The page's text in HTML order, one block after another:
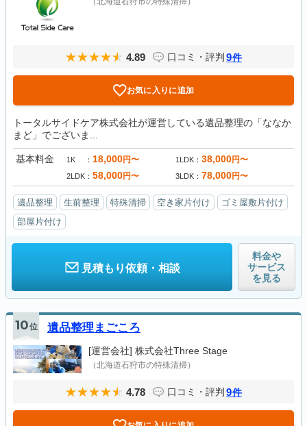
4.89 口コミ・評判 9件
お気に入りに追加
トータルサイドケア株式会社が運営している遺品整理の「ななか
まど」でございま...
基本料金 1K 18,000円〜 1LDK 38,000円〜
2LDK 58,000円〜 3LDK 78,000円〜
遺品整理 生前整理 特殊清掃 空き家片付け
ゴミ屋敷片付け
部屋片付け
見積もり依頼・相談
料金や
サービス
を見る
10位 遺品整理まごころ
[運営会社] 株式会社Three Stage
（北海道石狩市の特殊清掃）
4.78 口コミ・評判 9件